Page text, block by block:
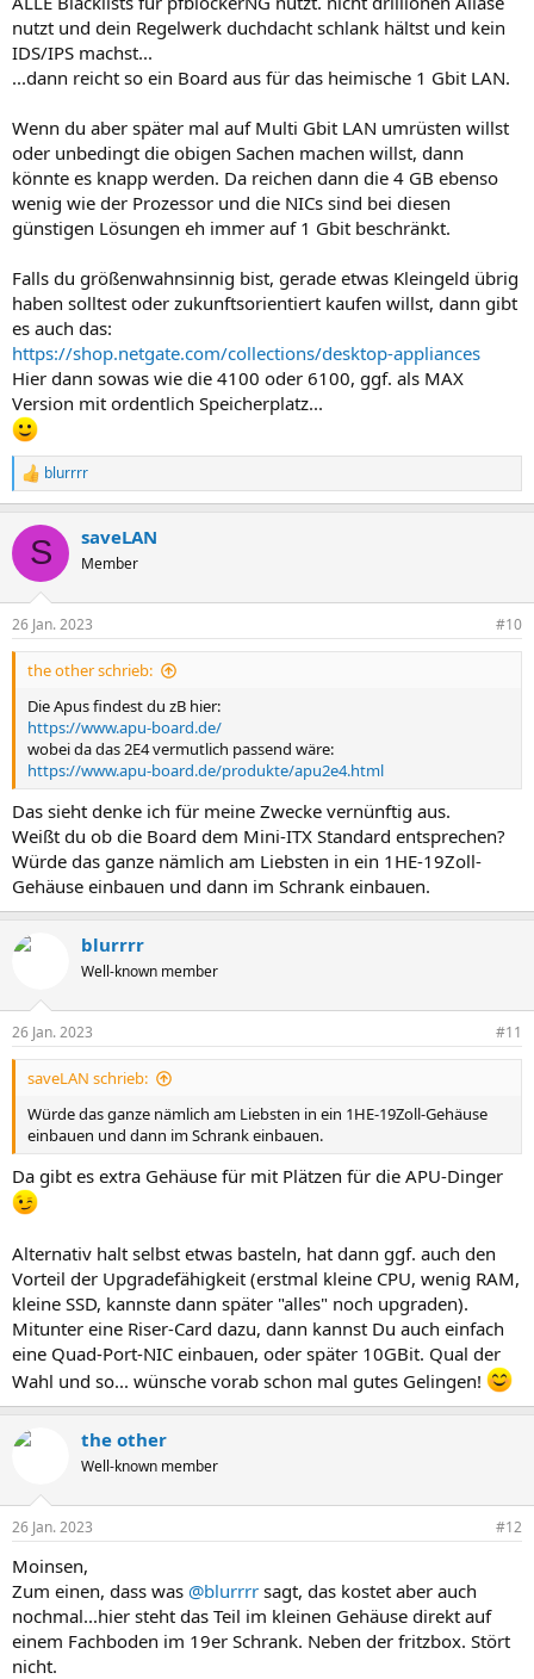
nutzt und dein Regelwerk duchdacht schlank hältst und kein
IDS/IPS machst...
...dann reicht so ein Board aus für das heimische 1 Gbit LAN.
Wenn du aber später mal auf Multi Gbit LAN umrüsten willst
oder unbedingt die obigen Sachen machen willst, dann
könnte es knapp werden. Da reichen dann die 4 GB ebenso
wenig wie der Prozessor und die NICs sind bei diesen
günstigen Lösungen eh immer auf 1 Gbit beschränkt.
Falls du größenwahnsinnig bist, gerade etwas Kleingeld übrig
haben solltest oder zukunftsorientiert kaufen willst, dann gibt
es auch das:
https://shop.netgate.com/collections/desktop-appliances
Hier dann sowas wie die 4100 oder 6100, ggf. als MAX
Version mit ordentlich Speicherplatz...
R
e
k
i
e
n
blurrrr
S saveLAN
Member
26 Jan. 2023 #10
the other schrieb:
Die Apus findest du zB hier:
https://www.apu-board.de/
wobei da das 2E4 vermutlich passend wäre:
https://www.apu-board.de/produkte/apu2e4.html
Das sieht denke ich für meine Zwecke vernünftig aus.
Weißt du ob die Board dem Mini-ITX Standard entsprechen?
Würde das ganze nämlich am Liebsten in ein 1HE-19Zoll-
Gehäuse einbauen und dann im Schrank einbauen.
blurrrr
Well-known member
26 Jan. 2023 #11
saveLAN schrieb:
Würde das ganze nämlich am Liebsten in ein 1HE-19Zoll-Gehäuse
einbauen und dann im Schrank einbauen.
Da gibt es extra Gehäuse für mit Plätzen für die APU-Dinger
Alternativ halt selbst etwas basteln, hat dann ggf. auch den
Vorteil der Upgradefähigkeit (erstmal kleine CPU, wenig RAM,
kleine SSD, kannste dann später "alles" noch upgraden).
Mitunter eine Riser-Card dazu, dann kannst Du auch einfach
eine Quad-Port-NIC einbauen, oder später 10GBit. Qual der
Wahl und so... wünsche vorab schon mal gutes Gelingen!
the other
Well-known member
26 Jan. 2023 #12
Moinsen,
Zum einen, dass was @blurrrr sagt, das kostet aber auch
nochmal...hier steht das Teil im kleinen Gehäuse direkt auf
einem Fachboden im 19er Schrank. Neben der fritzbox. Stört
nicht.